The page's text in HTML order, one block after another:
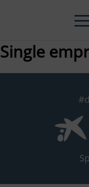
Single